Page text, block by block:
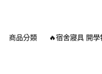
商品分類 🔥宿舍寢具 開學